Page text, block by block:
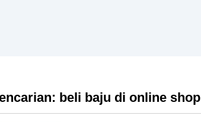
beli baju di online shop